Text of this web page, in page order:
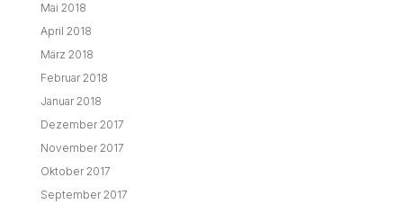
Mai 2018
April 2018
März 2018
Februar 2018
Januar 2018
Dezember 2017
November 2017
Oktober 2017
September 2017